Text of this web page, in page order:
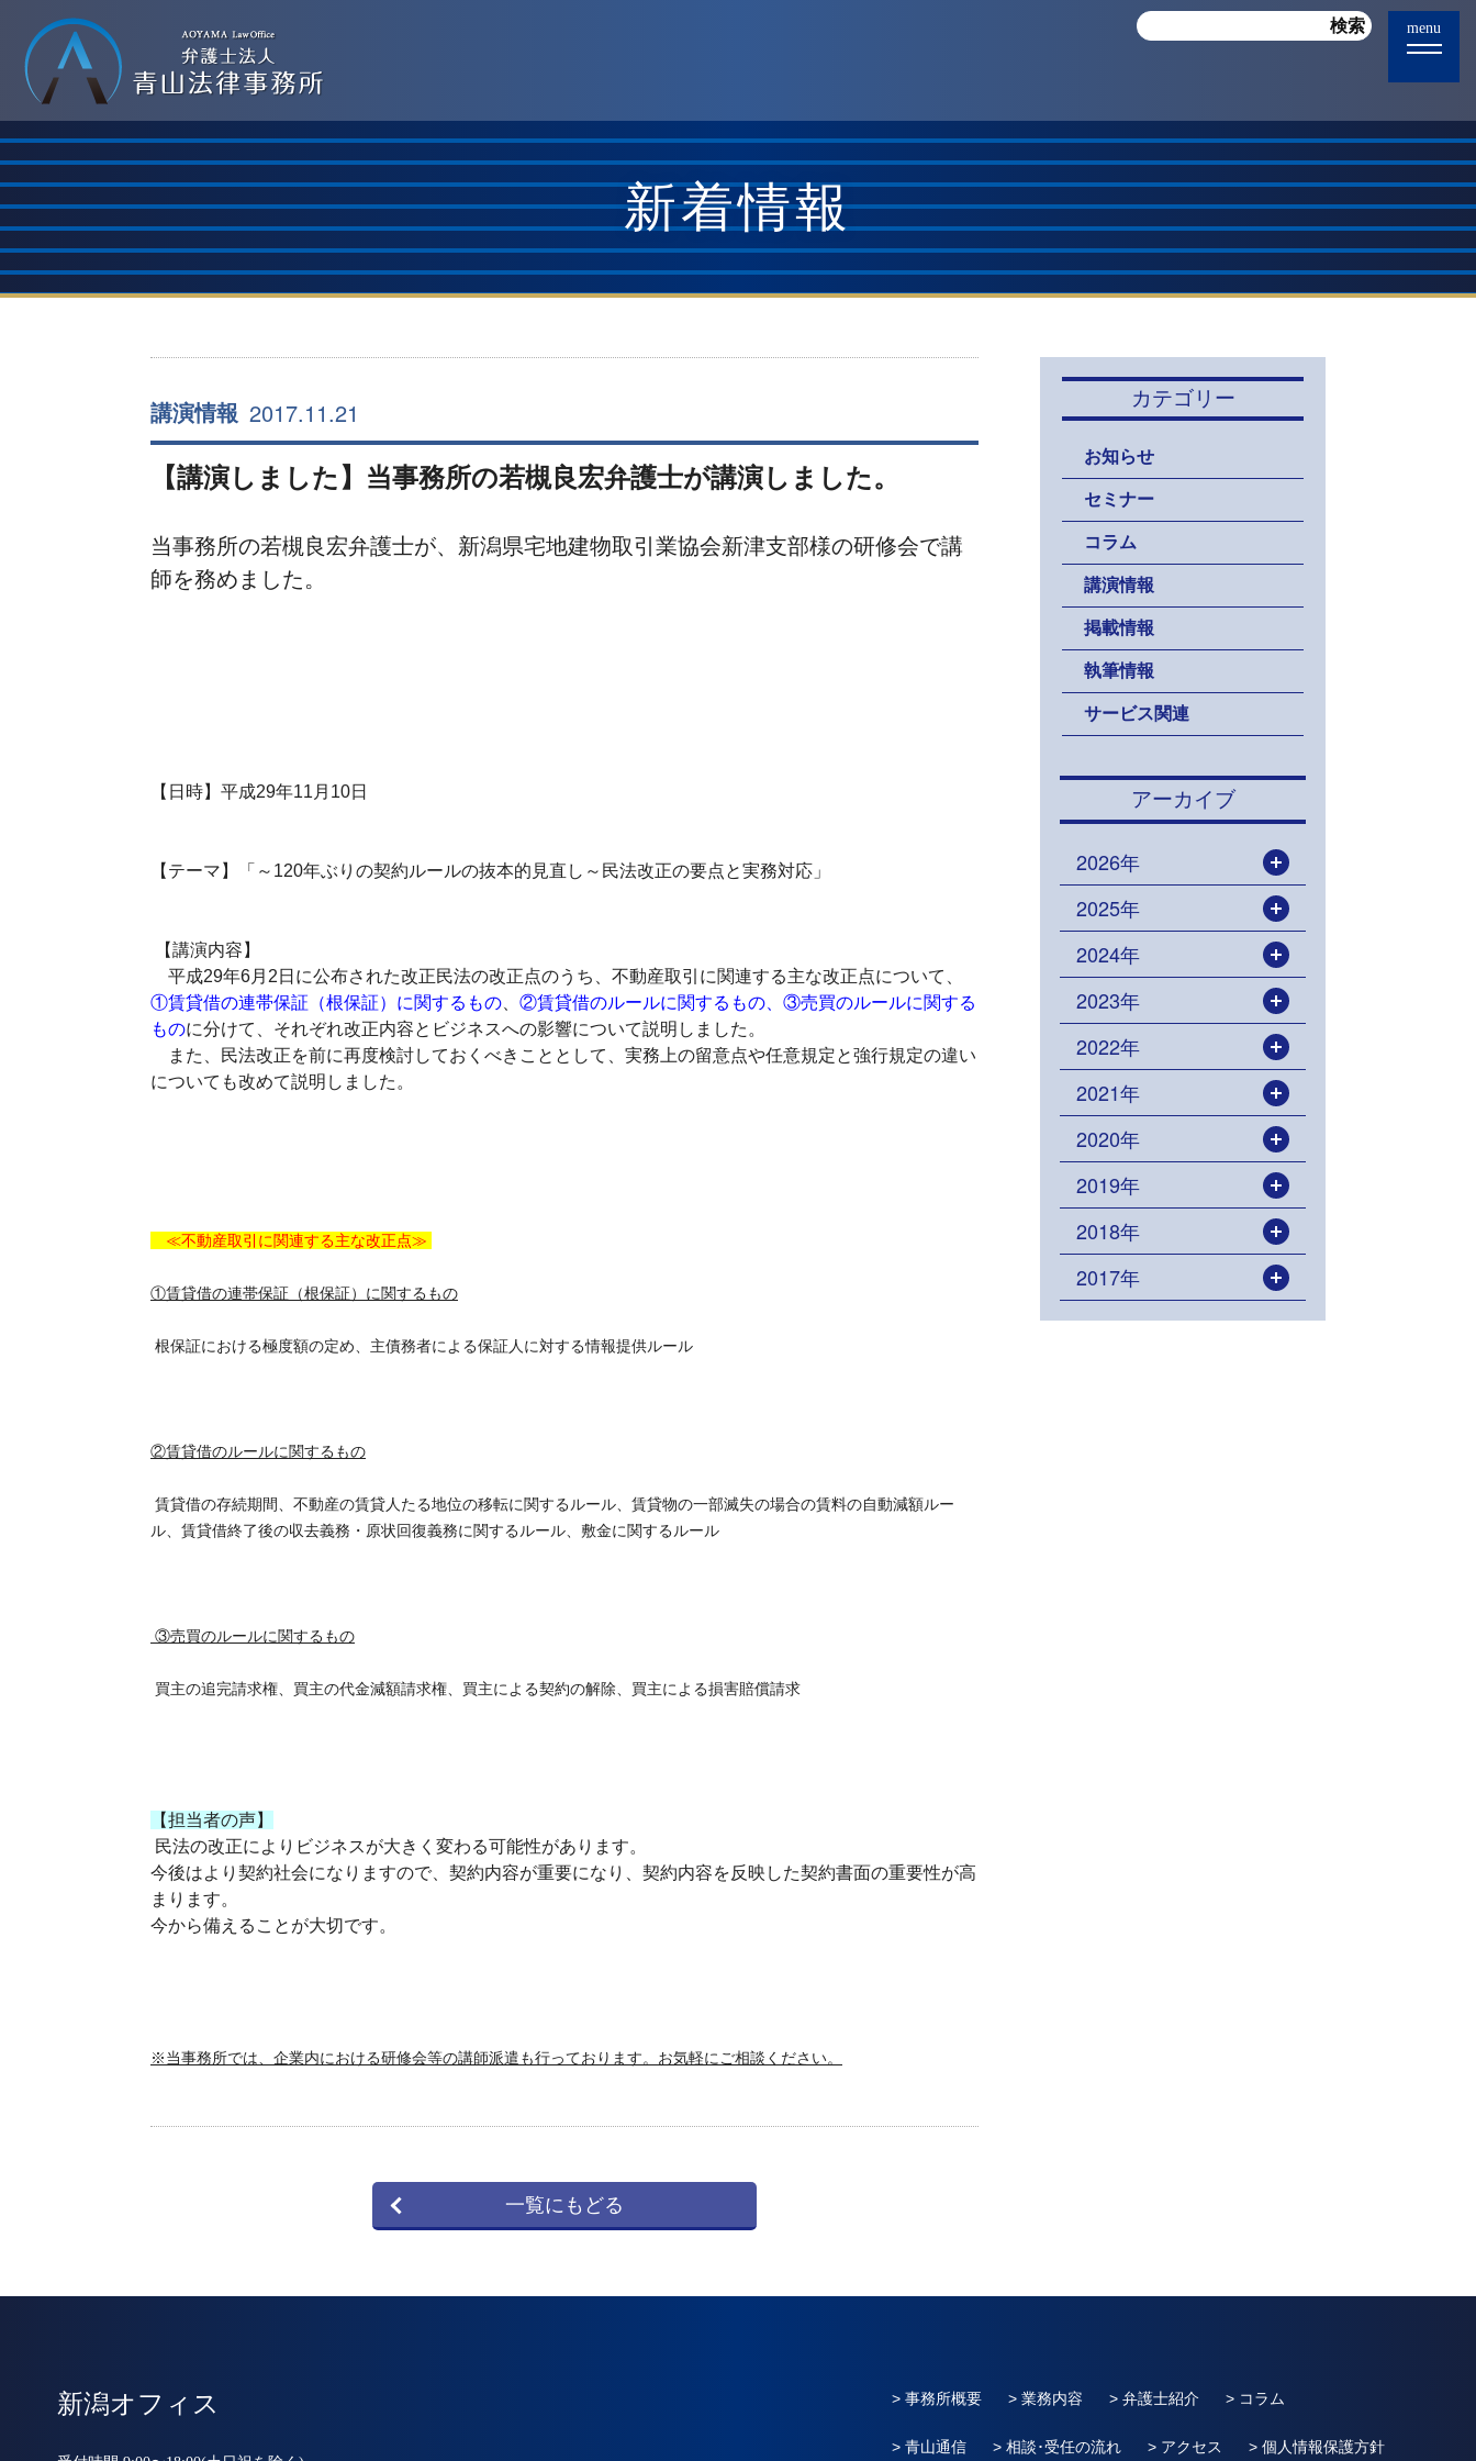
menu
新着情報
講演情報 2017.11.21
【講演しました】当事務所の若槻良宏弁護士が講演しました。
当事務所の若槻良宏弁護士が、新潟県宅地建物取引業協会新津支部様の研修会で講
師を務めました。
【日時】平成29年11月10日
【テーマ】「～120年ぶりの契約ルールの抜本的見直し～民法改正の要点と実務対応」
【講演内容】
平成29年6月2日に公布された改正民法の改正点のうち、不動産取引に関連する主な改正点について、
①賃貸借の連帯保証（根保証）に関するもの
②賃貸借のルールに関するもの、③売買のルールに関する
ものに分けて、それぞれ改正内容とビジネスへの影響について説明しました。
また、民法改正を前に再度検討しておくべきこととして、実務上の留意点や任意規定と強行規定の違い
についても改めて説明しました。
≪不動産取引に関連する主な改正点≫
①賃貸借の連帯保証（根保証）に関するもの
根保証における極度額の定め、主債務者による保証人に対する情報提供ルール
②賃貸借のルールに関するもの
賃貸借の存続期間、不動産の賃貸人たる地位の移転に関するルール、賃貸物の一部滅失の場合の賃料の自動減額ルー
ル、賃貸借終了後の収去義務・原状回復義務に関するルール、敷金に関するルール
③売買のルールに関するもの
買主の追完請求権、買主の代金減額請求権、買主による契約の解除、買主による損害賠償請求
【担当者の声】
民法の改正によりビジネスが大きく変わる可能性があります。
今後はより契約社会になりますので、契約内容が重要になり、契約内容を反映した契約書面の重要性が高
まります。
今から備えることが大切です。
※当事務所では、企業内における研修会等の講師派遣も行っております。お気軽にご相談ください。
一覧にもどる
カテゴリー
お知らせ
セミナー
コラム
講演情報
掲載情報
執筆情報
サービス関連
アーカイブ
2026年
2025年
2024年
2023年
2022年
2021年
2020年
2019年
2018年
2017年
新潟オフィス > 事務所概要 > 業務内容 > 弁護士紹介 > コラム
> 青山通信 > 相談･受任の流れ > アクセス > 個人情報保護方針